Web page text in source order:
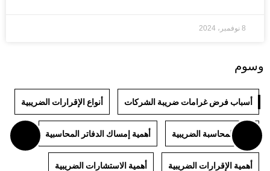
8 نوفمبر، 2024
وسوم
أسباب فرض غرامات ضريبة الشركات أنواع الإقرارات الضريبية
أنواع المحاسبة الضريبية أهمية إمساك الدفاتر المحاسبية
أهمية الإقرارات الضريبية أهمية الاستشارات الضريبية